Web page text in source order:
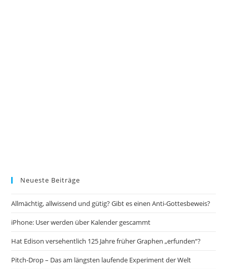
Neueste Beiträge
Allmächtig, allwissend und gütig? Gibt es einen Anti-Gottesbeweis?
iPhone: User werden über Kalender gescammt
Hat Edison versehentlich 125 Jahre früher Graphen „erfunden“?
Pitch-Drop – Das am längsten laufende Experiment der Welt